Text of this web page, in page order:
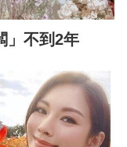
」不到2年